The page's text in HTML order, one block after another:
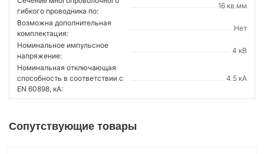
гибкого проводника по:
16 кв.мм
Возможна дополнительная
комплектация:
Нет
Номинальное импульсное
напряжение:
4 кВ
Номинальная отключающая
способность в соответствии с
EN 60898, кА:
4.5 кА
Сопутствующие товары